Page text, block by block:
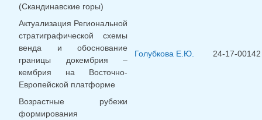
(Скандинавские горы)
Актуализация Региональной
стратиграфической схемы
венда и обоснование
границы докембрия –
кембрия на Восточно-
Европейской платформе
Голубкова Е.Ю. 24-17-00142
Возрастные рубежи
формирования